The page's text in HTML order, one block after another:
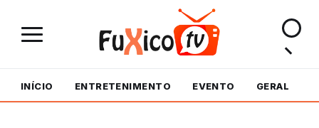
INÍCIO ENTRETENIMENTO EVENTO GERAL